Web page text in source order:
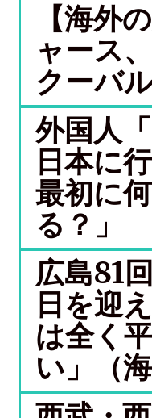
【海外
ャース
クーバ
外国人
日本に
最初に
る？」
広島81
日を迎
は全く
い」（